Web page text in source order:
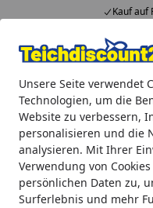
Unsere Seite verwendet
Technologien, um die
Website zu verbessern,
personalisieren und die
analysieren. Mit Ihrer
Verwendung von
persönlichen Daten zu,
Surferlebnis und mehr
Kauf auf
Alle Produkte
Mein Konto
Suchen
Startseite
Aquaristik biOrb
biOrb
(46054)